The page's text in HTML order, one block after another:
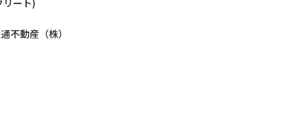
リート)
不動産（株）